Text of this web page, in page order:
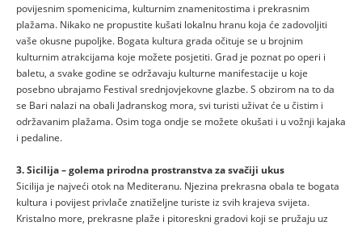
povijesnim spomenicima, kulturnim znamenitostima i prekrasnim
plažama. Nikako ne propustite kušati lokalnu hranu koja će zadovoljiti
vaše okusne pupoljke. Bogata kultura grada očituje se u brojnim
kulturnim atrakcijama koje možete posjetiti. Grad je poznat po operi i
baletu, a svake godine se održavaju kulturne manifestacije u koje
posebno ubrajamo Festival srednjovjekovne glazbe. S obzirom na to da
se Bari nalazi na obali Jadranskog mora, svi turisti uživat će u čistim i
održavanim plažama. Osim toga ondje se možete okušati i u vožnji kajaka
i pedaline.
3. Sicilija – golema prirodna prostranstva za svačiji ukus
Sicilija je najveći otok na Mediteranu. Njezina prekrasna obala te bogata
kultura i povijest privlače znatiželjne turiste iz svih krajeva svijeta.
Kristalno more, prekrasne plaže i pitoreskni gradovi koji se pružaju uz